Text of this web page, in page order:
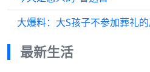
大爆料：大S孩子不参加葬礼的
最新生活